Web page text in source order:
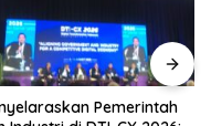
Pancasilanomics